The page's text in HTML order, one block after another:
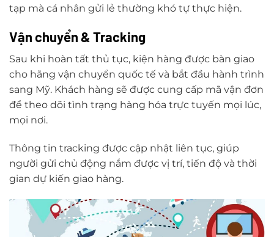
tạp mà cá nhân gửi lẻ thường khó tự thực hiện.
Vận chuyển & Tracking
Sau khi hoàn tất thủ tục, kiện hàng được bàn giao
cho hãng vận chuyển quốc tế và bắt đầu hành trình
sang Mỹ. Khách hàng sẽ được cung cấp mã vận đơn
để theo dõi tình trạng hàng hóa trực tuyến mọi lúc,
mọi nơi.
Thông tin tracking được cập nhật liên tục, giúp
người gửi chủ động nắm được vị trí, tiến độ và thời
gian dự kiến giao hàng.